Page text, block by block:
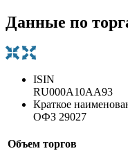
Данные по
ISIN
RU000A10AA93
Краткое
ОФЗ 29027
Объем торгов